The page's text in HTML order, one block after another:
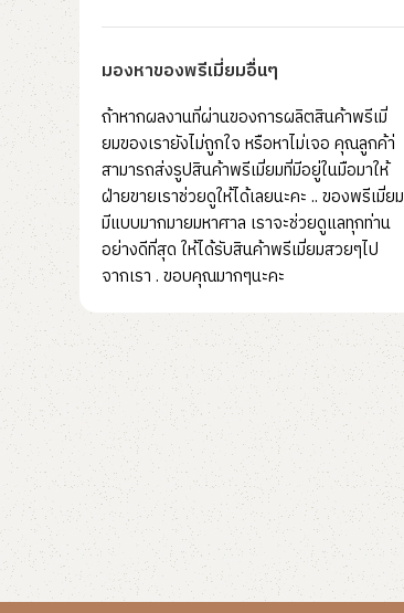
มองหาของพรีเมี่ยมอื่นๆ
ถ้าหากผลงานที่ผ่านของการผลิตสินค้าพรีเมี่
ยมของเรายังไม่ถูกใจ หรือหาไม่เจอ คุณลูกค้า่
สามารถส่งรูปสินค้าพรีเมี่ยมที่มีอยู่ในมือมาให้
ฝ่ายขายเราช่วยดูให้ได้เลยนะคะ .. ของพรีเมี่ยม
มีแบบมากมายมหาศาล เราจะช่วยดูแลทุกท่าน
อย่างดีที่สุด ให้ได้รับสินค้าพรีเมี่ยมสวยๆไป
จากเรา . ขอบคุณมากๆนะคะ